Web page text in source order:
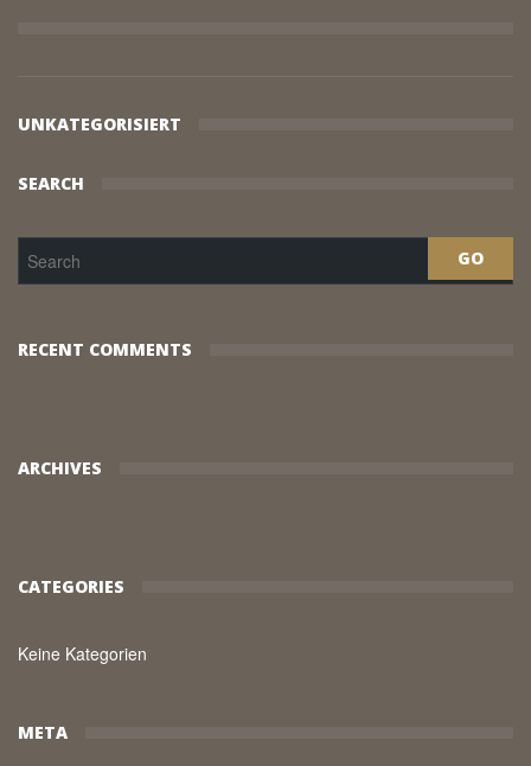
UNKATEGORISIERT
SEARCH
RECENT COMMENTS
ARCHIVES
CATEGORIES
Keine Kategorien
META